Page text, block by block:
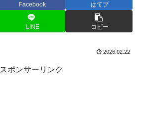
Facebook はてブ
LINE コピー
2026.02.22
スポンサーリンク